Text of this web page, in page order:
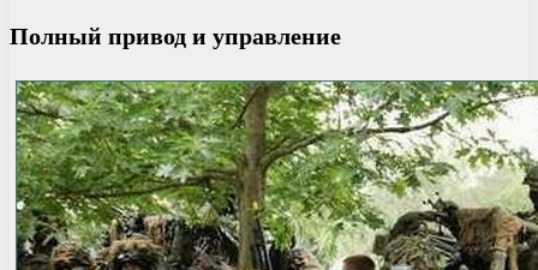
Полный привод и управление